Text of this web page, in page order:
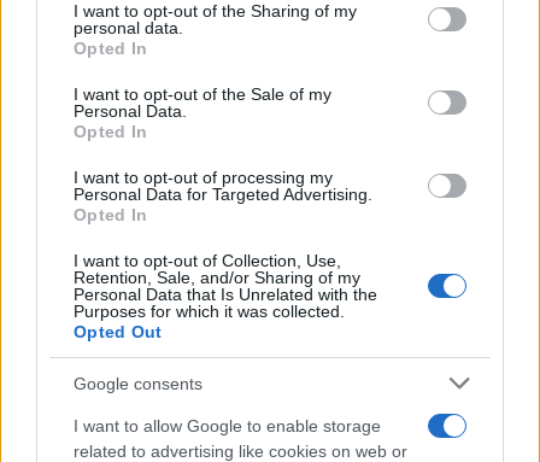
not limited to your visit or usage behaviour. You may click to
grant or deny consent to Google and its third-party tags to
use your data for below specified purposes in below Google
consent section.
I want to opt-out of the Sharing of my
personal data.
Opted In
I want to opt-out of the Sale of my
Personal Data.
Opted In
I want to opt-out of processing my
Personal Data for Targeted Advertising.
Opted In
I want to opt-out of Collection, Use,
Retention, Sale, and/or Sharing of my
Personal Data that Is Unrelated with the
Purposes for which it was collected.
Opted Out
Google consents
I want to allow Google to enable storage
related to advertising like cookies on web or
Petrolio in calo: Brent a 88.9 dollari, ribassi diffusi tra le
materie prime
NEWS